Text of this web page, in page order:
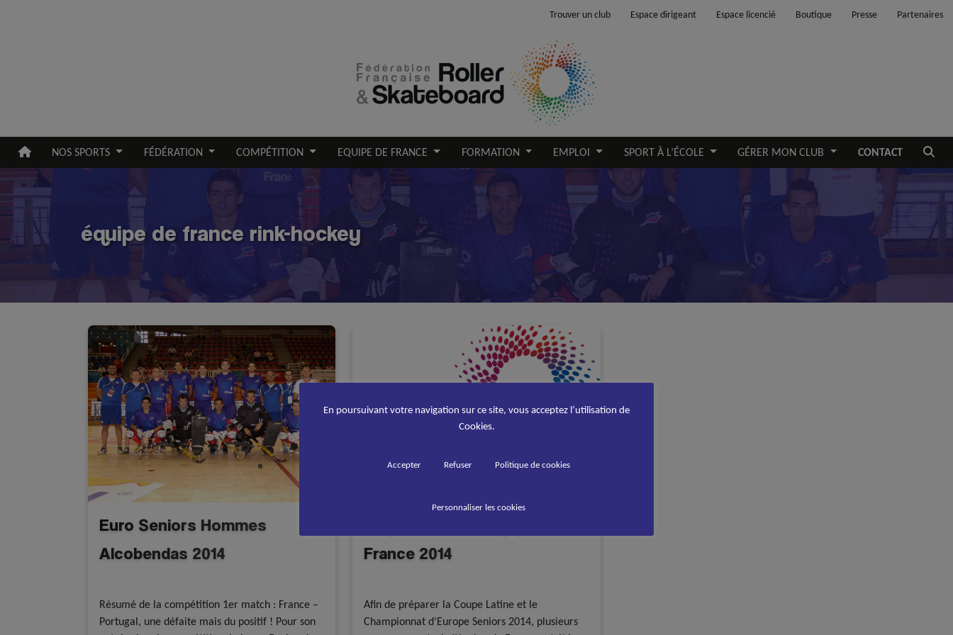
Trouver un club Espace dirigeant Espace licencié Boutique Presse Partenaires
NOS SPORTS FÉDÉRATION COMPÉTITION EQUIPE DE FRANCE FORMATION EMPLOI SPORT À L’ÉCOLE GÉRER MON CLUB CONTACT
équipe de france rink-hockey
Euro Seniors Hommes
Alcobendas 2014
Résumé de la compétition 1er match : France –
Portugal, une défaite mais du positif ! Pour son
France 2014
Afin de préparer la Coupe Latine et le
Championnat d’Europe Seniors 2014, plusieurs
En poursuivant votre navigation sur ce site, vous acceptez l’utilisation de
Cookies.
Accepter Refuser Politique de cookies
Personnaliser les cookies